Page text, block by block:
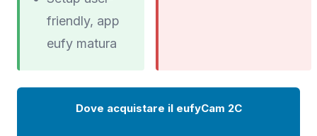
friendly, app
eufy matura
Dove acquistare il eufyCam 2C